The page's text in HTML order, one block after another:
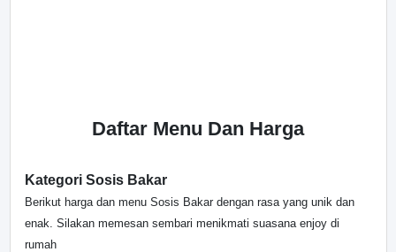
Daftar Menu Dan Harga
Kategori Sosis Bakar
Berikut harga dan menu Sosis Bakar dengan rasa yang unik dan
enak. Silakan memesan sembari menikmati suasana enjoy di
rumah